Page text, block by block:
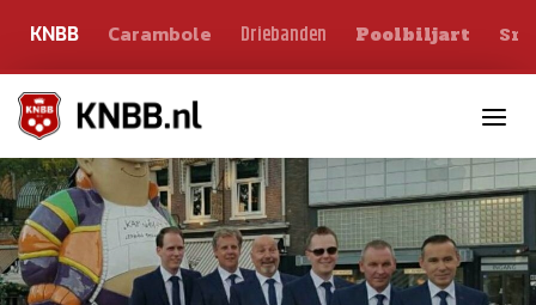
KNBB Carambole Driebanden Poolbiljart